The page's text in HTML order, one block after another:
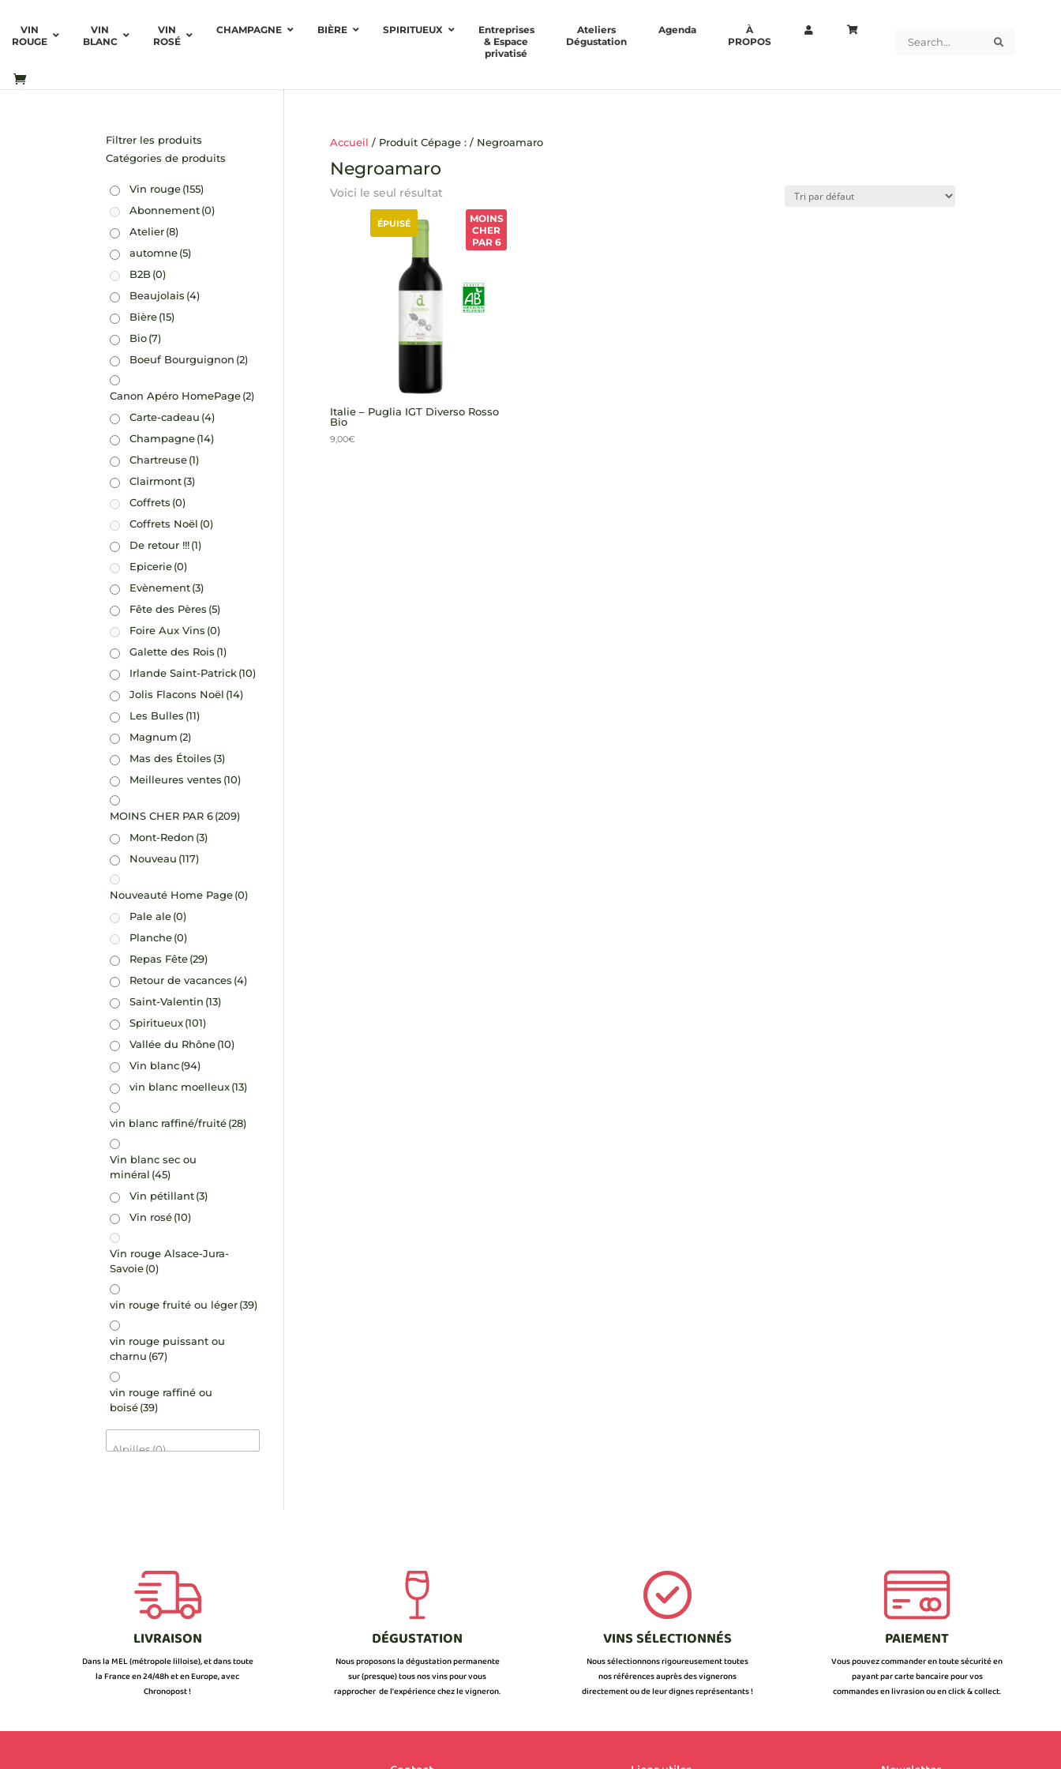
VIN
ROUGE
VIN
BLANC
VIN
ROSÉ
CHAMPAGNE BIÈRE SPIRITUEUX
Entreprises
& Espace
privatisé
Ateliers
Dégustation
Agenda
À
PROPOS
Accueil / Produit Cépage : / Negroamaro
Negroamaro
Voici le seul résultat
MOINS
CHER
PAR 6
ÉPUISÉ
Italie – Puglia IGT Diverso Rosso
Bio
9,00€
Filtrer les produits
Catégories de produits
Vin rouge(155)
Abonnement(0)
Atelier(8)
automne(5)
B2B(0)
Beaujolais (4)
Bière(15)
Bio(7)
Boeuf Bourguignon (2)
Canon Apéro HomePage(2)
Carte-cadeau (4)
Champagne(14)
Chartreuse(1)
Clairmont(3)
Coffrets (0)
Coffrets Noël (0)
De retour !!!(1)
Epicerie(0)
Evènement(3)
Fête des Pères (5)
Foire Aux Vins (0)
Galette des Rois (1)
Irlande Saint-Patrick(10)
Jolis Flacons Noël (14)
Les Bulles (11)
Magnum (2)
Mas des Étoiles (3)
Meilleures ventes (10)
MOINS CHER PAR 6(209)
Mont-Redon (3)
Nouveau (117)
Nouveauté Home Page(0)
Pale ale(0)
Planche(0)
Repas Fête(29)
Retour de vacances (4)
Saint-Valentin (13)
Spiritueux(101)
Vallée du Rhône(10)
Vin blanc(94)
vin blanc moelleux(13)
vin blanc raffiné/fruité(28)
Vin blanc sec ou
minéral (45)
Vin pétillant(3)
Vin rosé(10)
Vin rouge Alsace-Jura-
Savoie(0)
vin rouge fruité ou léger(39)
vin rouge puissant ou
charnu (67)
vin rouge raffiné ou
boisé(39)
LIVRAISON
Dans la MEL (métropole lilloise), et dans toute
la France en 24/48h et en Europe, avec
Chronopost !
DÉGUSTATION
Nous proposons la dégustation permanente
sur (presque) tous nos vins pour vous
rapprocher de l’expérience chez le vigneron.
VINS SÉLECTIONNÉS
Nous sélectionnons rigoureusement toutes
nos références auprès des vignerons
directement ou de leur dignes représentants !
PAIEMENT
Vous pouvez commander en toute sécurité en
payant par carte bancaire pour vos
commandes en livrasion ou en click & collect.